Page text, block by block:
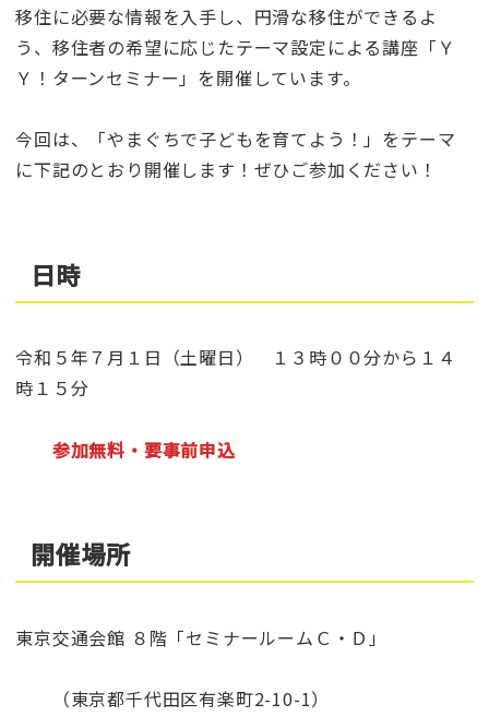
移住に必要な情報を入手し、円滑な移住ができるよ
う、移住者の希望に応じたテーマ設定による講座「Ｙ
Ｙ！ターンセミナー」を開催しています。
今回は、「やまぐちで子どもを育てよう！」をテーマ
に下記のとおり開催します！ぜひご参加ください！
日時
令和５年７月１日（土曜日） １３時００分から１４
時１５分
参加無料・要事前申込
開催場所
東京交通会館 ８階「セミナールームＣ・Ｄ」
（東京都千代田区有楽町2-10-1）